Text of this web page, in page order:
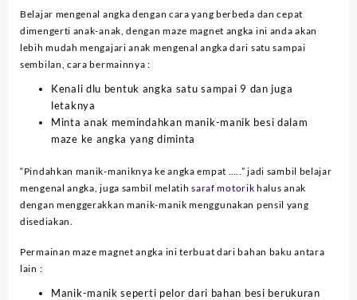
Belajar mengenal angka dengan cara yang berbeda dan cepat
dimengerti anak-anak, dengan maze magnet angka ini anda akan
lebih mudah mengajari anak mengenal angka dari satu sampai
sembilan, cara bermainnya :
Kenali dlu bentuk angka satu sampai 9 dan juga
letaknya
Minta anak memindahkan manik-manik besi dalam
maze ke angka yang diminta
“Pindahkan manik-maniknya ke angka empat …..” jadi sambil belajar
mengenal angka, juga sambil melatihsaraf motorik halus anak
dengan menggerakkan manik-manik menggunakan pensil yang
disediakan.
Permainan maze magnet angka ini terbuat dari bahan baku antara
lain :
Manik-manik seperti pelor dari bahan besi berukuran